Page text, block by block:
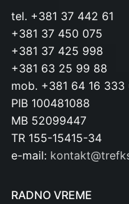
tel. +381 37 442 61
+381 37 450 075
+381 37 425 998
+381 63 25 99 88
mob. +381 64 16 333
PIB 100481088
MB 52099447
TR 155-15415-34
e-mail:
RADNO VREME